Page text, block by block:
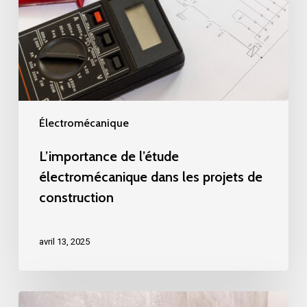
Électromécanique
L’importance de l’étude
électromécanique dans les projets de
construction
avril 13, 2025